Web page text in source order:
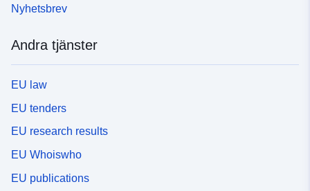
Nyhetsbrev
Andra tjänster
EU law
EU tenders
EU research results
EU Whoiswho
EU publications